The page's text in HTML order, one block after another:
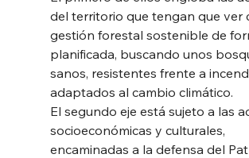
del territorio que tengan que ver
gestión forestal sostenible de
planificada, buscando unos
sanos, resistentes frente a
adaptados al cambio climático.
El segundo eje está sujeto a las
socioeconómicas y culturales,
encaminadas a la defensa del